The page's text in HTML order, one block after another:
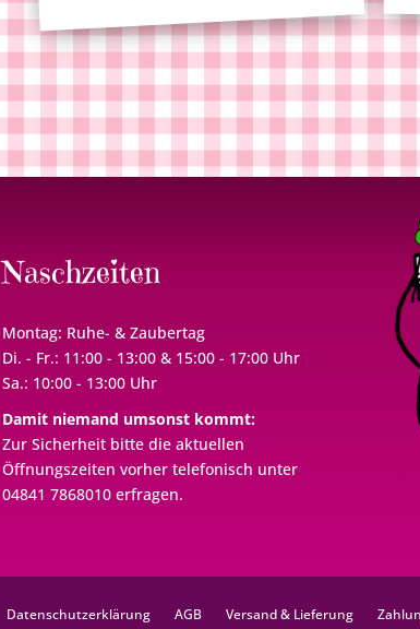
Naschzeiten
Montag: Ruhe- & Zaubertag
Di. - Fr.: 11:00 - 13:00 & 15:00 - 17:00 Uhr
Sa.: 10:00 - 13:00 Uhr
Damit niemand umsonst kommt:
Zur Sicherheit bitte die aktuellen
Öffnungszeiten vorher telefonisch unter
04841 7868010 erfragen.
Datenschutzerklärung AGB Versand & Lieferung